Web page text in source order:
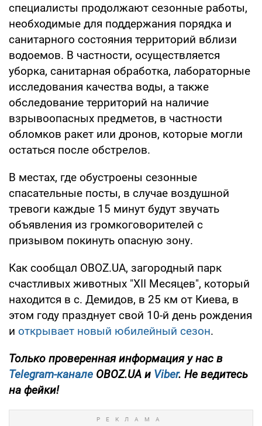
специалисты продолжают сезонные работы,
необходимые для поддержания порядка и
санитарного состояния территорий вблизи
водоемов. В частности, осуществляется
уборка, санитарная обработка, лабораторные
исследования качества воды, а также
обследование территорий на наличие
взрывоопасных предметов, в частности
обломков ракет или дронов, которые могли
остаться после обстрелов.
В местах, где обустроены сезонные
спасательные посты, в случае воздушной
тревоги каждые 15 минут будут звучать
объявления из громкоговорителей с
призывом покинуть опасную зону.
Как сообщал OBOZ.UA, загородный парк
счастливых животных "XII Месяцев", который
находится в с. Демидов, в 25 км от Киева, в
этом году празднует свой 10-й день рождения
и открывает новый юбилейный сезон.
Только проверенная информация у нас в
Telegram-канале OBOZ.UA и Viber. Не ведитесь
на фейки!